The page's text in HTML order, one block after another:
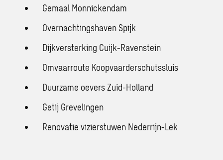
Gemaal Monnickendam
Overnachtingshaven Spijk
Dijkversterking Cuijk-Ravenstein
Omvaarroute Koopvaarderschutssluis
Duurzame oevers Zuid-Holland
Getij Grevelingen
Renovatie vizierstuwen Nederrijn-Lek